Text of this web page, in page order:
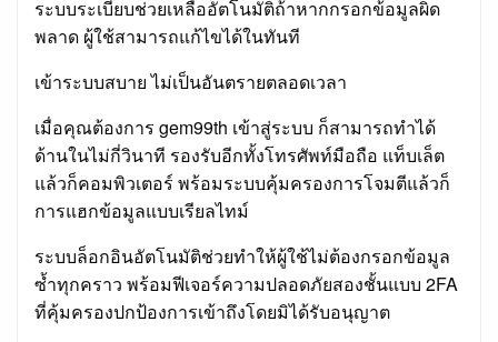
ระบบระเบียบช่วยเหลืออัตโนมัติถ้าหากกรอกข้อมูลผิด
พลาด ผู้ใช้สามารถแก้ไขได้ในทันที
เข้าระบบสบาย ไม่เป็นอันตรายตลอดเวลา
เมื่อคุณต้องการ gem99th เข้าสู่ระบบ ก็สามารถทำได้
ด้านในไม่กี่วินาที รองรับอีกทั้งโทรศัพท์มือถือ แท็บเล็ต
แล้วก็คอมพิวเตอร์ พร้อมระบบคุ้มครองการโจมตีแล้วก็
การแฮกข้อมูลแบบเรียลไทม์
ระบบล็อกอินอัตโนมัติช่วยทำให้ผู้ใช้ไม่ต้องกรอกข้อมูล
ซ้ำทุกคราว พร้อมฟีเจอร์ความปลอดภัยสองชั้นแบบ 2FA
ที่คุ้มครองปกป้องการเข้าถึงโดยมิได้รับอนุญาต